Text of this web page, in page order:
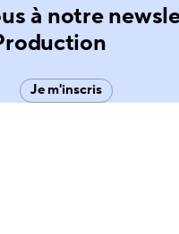
à notre
Je m'inscris